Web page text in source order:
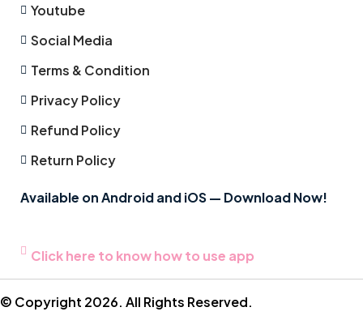
Youtube
Social Media
Terms & Condition
Privacy Policy
Refund Policy
Return Policy
Available on Android and iOS — Download Now!
Click here to know how to use app
© Copyright 2026. All Rights Reserved.